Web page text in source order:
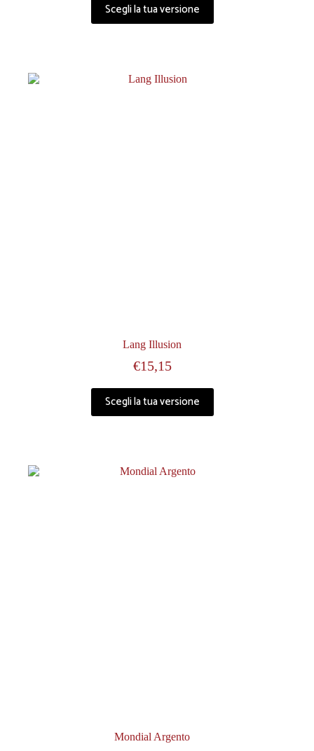
Scegli la tua versione
Lang Illusion
€15,15
Scegli la tua versione
Mondial Argento